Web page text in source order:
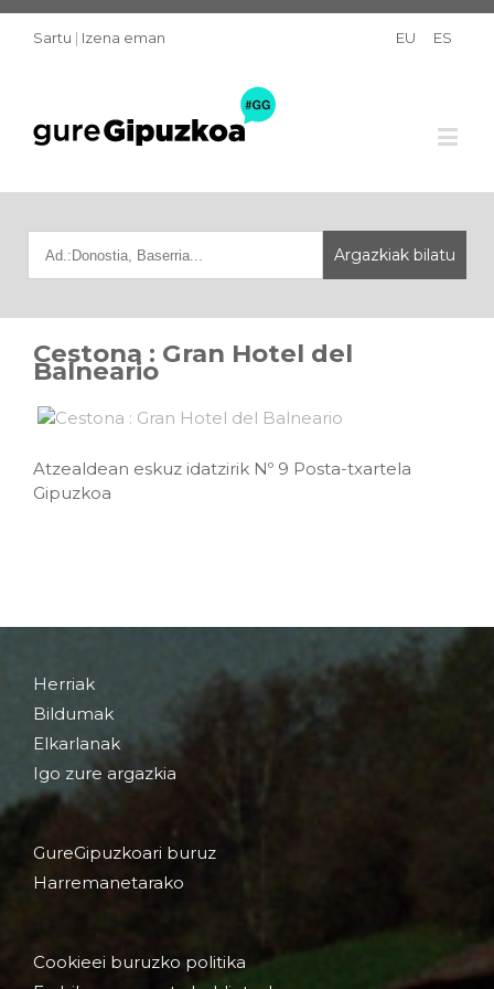
Sartu | Izena eman EU ES
Cestona : Gran Hotel del
Balneario
Atzealdean eskuz idatzirik Nº 9 Posta-txartela
Gipuzkoa
Herriak
Bildumak
Elkarlanak
Igo zure argazkia
GureGipuzkoari buruz
Harremanetarako
Cookieei buruzko politika